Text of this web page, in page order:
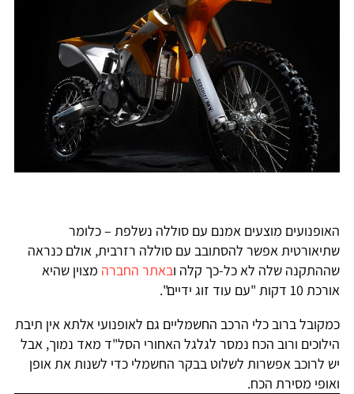
האופנועים מוצעים אמנם עם סוללה נשלפת – כלומר
שתיאורטית אפשר להסתובב עם סוללה רזרבית, אולם כנראה
שההתקנה שלה לא כל-כך קלה ובאתר החברה מצוין שהיא
אורכת 10 דקות "עם עוד זוג ידיים".
כמקובל ברוב כלי הרכב החשמליים גם לאופנועי אלתא אין תיבת
הילוכים ורוב הכח נמסר לגלגל האחורי הסל"ד מאד נמוך, אבל
יש לרוכב אפשרות לשלוט בבקר החשמלי כדי לשנות את אופן
ואופי מסירת הכח.